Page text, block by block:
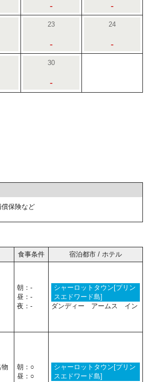
- -
23
-
24
-
30
-
保険など
食事条件
宿泊都市 / ホテル
朝：-
昼：-
夜：-
シャーロットタウン[プリン
スエドワード島]
ダンディー アームス イン
朝：○
昼：○
シャーロットタウン[プリン
スエドワード島]